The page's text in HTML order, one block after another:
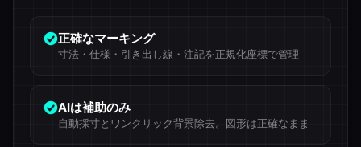
正確なマーキング
寸法・仕様・引き出し線・注記を正規化座標で管理
AIは補助のみ
自動採寸とワンクリック背景除去。図形は正確なまま